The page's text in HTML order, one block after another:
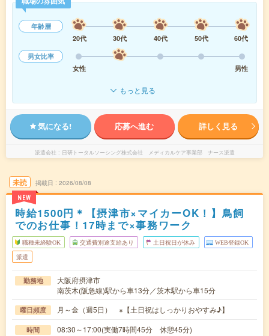
年齢層
20代
30代 40代 50代
60代
男女比率
女性
男性
もっと見る
気になる! 応募へ進む 詳しく見る
派遣会社 日研トータルソーシング株式会社 メディカルケア事業部 ナース派遣
未読
NEW
掲載日 2026/08/08
時給1500円＊【摂津市×マイカーOK！】鳥飼
でのお仕事！17時まで×事務ワーク
職種未経験OK 交通費別途支給あり 土日祝日が休み WEB登録OK
派遣
勤務地
大阪府摂津市
南茨木(阪急線)駅から車13分／茨木駅から車15分
曜日頻度 月～金（週5日） ※【土日祝はしっかりおやすみ♪】
時間 08:30～17:00(実働7時間45分 休憩45分)